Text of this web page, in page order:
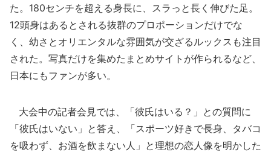
た。180センチを超える身長に、スラっと長く伸びた足。
12頭身はあるとされる抜群のプロポーションだけでな
く、幼さとオリエンタルな雰囲気が交ざるルックスも注目
された。写真だけを集めたまとめサイトが作られるなど、
日本にもファンが多い。
大会中の記者会見では、「彼氏はいる？」との質問に
「彼氏はいない」と答え、「スポーツ好きで長身、タバコ
を吸わず、お酒を飲まない人」と理想の恋人像を明かした